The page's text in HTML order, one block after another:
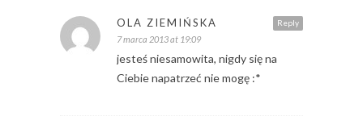
Reply
OLA ZIEMIŃSKA
7 marca 2013 at 19:09
jesteś niesamowita, nigdy się na
Ciebie napatrzeć nie mogę :*